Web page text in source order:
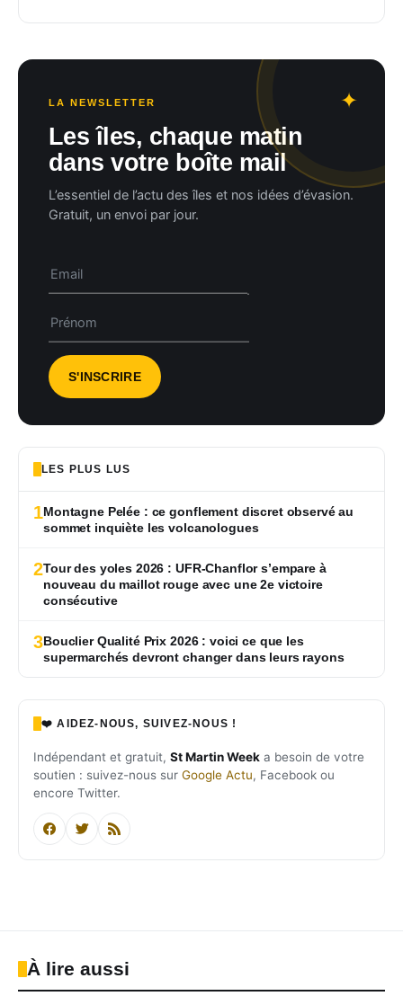
LA NEWSLETTER
Les îles, chaque matin
dans votre boîte mail
L’essentiel de l’actu des îles et nos idées d’évasion.
Gratuit, un envoi par jour.
LES PLUS LUS
1Montagne Pelée : ce gonflement discret observé au
sommet inquiète les volcanologues
2Tour des yoles 2026 : UFR-Chanflor s’empare à
nouveau du maillot rouge avec une 2e victoire
consécutive
3Bouclier Qualité Prix 2026 : voici ce que les
supermarchés devront changer dans leurs rayons
❤️ AIDEZ-NOUS, SUIVEZ-NOUS !
Indépendant et gratuit, St Martin Week a besoin de votre
soutien : suivez-nous sur Google Actu, Facebook ou
encore Twitter.
À lire aussi